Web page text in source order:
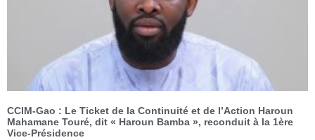
CCIM-Gao : Le Ticket de la Continuité et de l’Action Haroun
Mahamane Touré, dit « Haroun Bamba », reconduit à la 1ère
Vice-Présidence